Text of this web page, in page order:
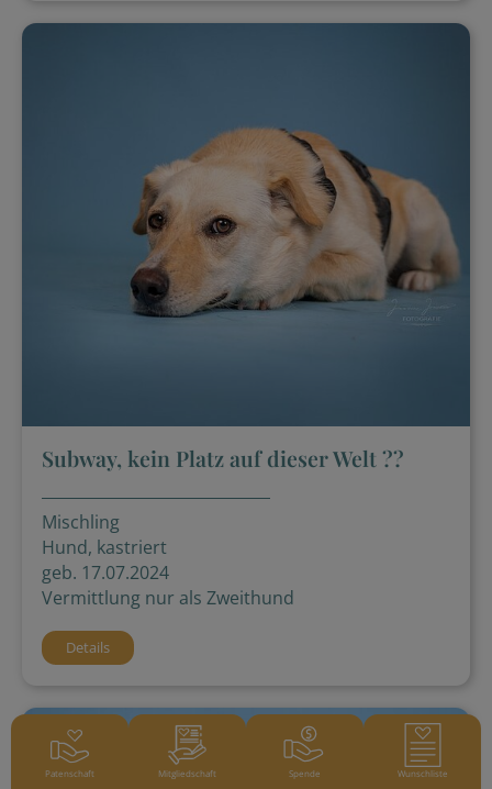
Subway, kein Platz auf dieser Welt ??
Mischling
Hund, kastriert
geb. 17.07.2024
Vermittlung nur als Zweithund
Details
Patenschaft Mitgliedschaft Spende Wunschliste